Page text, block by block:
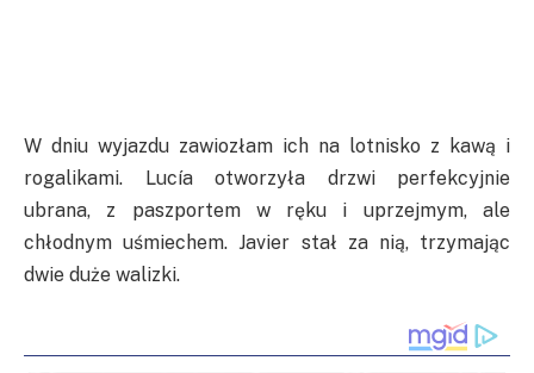
W dniu wyjazdu zawiozłam ich na lotnisko z kawą i
rogalikami. Lucía otworzyła drzwi perfekcyjnie
ubrana, z paszportem w ręku i uprzejmym, ale
chłodnym uśmiechem. Javier stał za nią, trzymając
dwie duże walizki.